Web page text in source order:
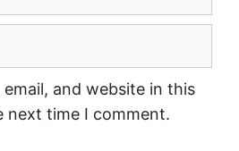
email, and website in this
next time I comment.